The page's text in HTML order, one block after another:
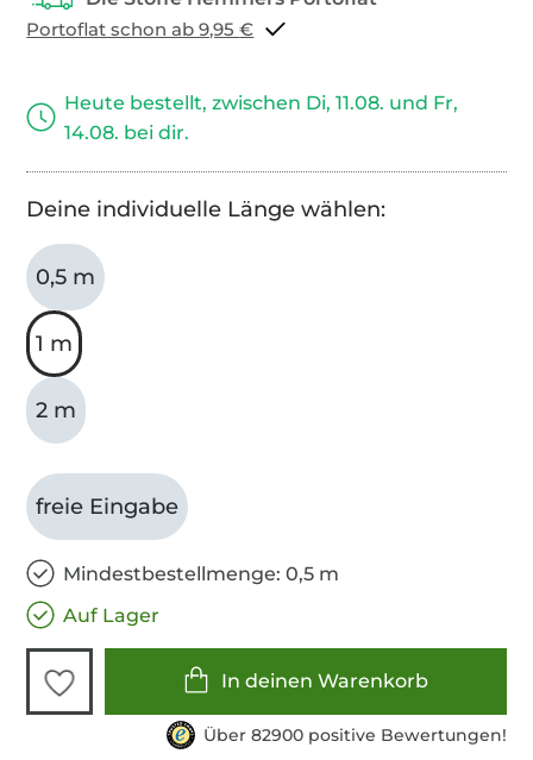
Portoflat schon ab 9,95 €
Heute bestellt, zwischen Di, 11.08. und Fr,
14.08. bei dir.
Deine individuelle Länge wählen:
0,5 m
1 m
2 m
freie Eingabe
Mindestbestellmenge: 0,5 m
Auf Lager
In deinen Warenkorb
Über 82900 positive Bewertungen!